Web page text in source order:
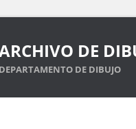
DE
DEPARTAMENTO DE DIBUJO